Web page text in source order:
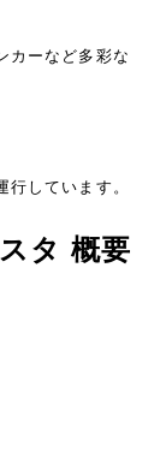
カーなど多彩な
しています。
タ 概要